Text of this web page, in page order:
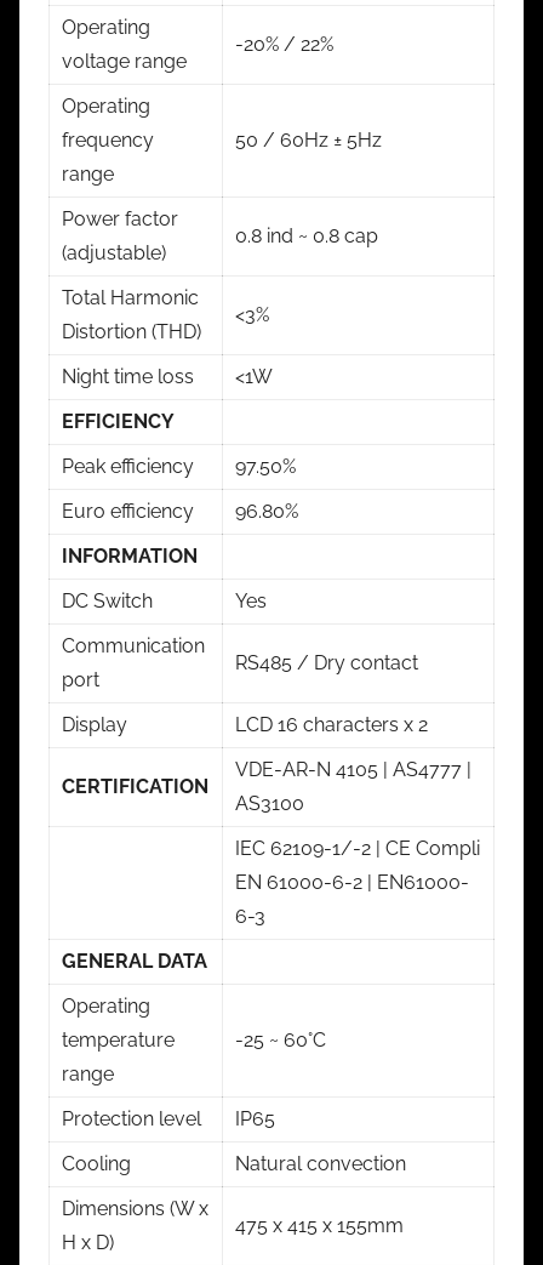
Operating
voltage range
-20% / 22%
Operating
frequency
range
50 / 60Hz ± 5Hz
Power factor
(adjustable)
0.8 ind ~ 0.8 cap
Total Harmonic
Distortion (THD)
<3%
Night time loss
<1W
EFFICIENCY
Peak efficiency
97.50%
Euro efficiency
96.80%
INFORMATION
DC Switch
Yes
Communication
port
RS485 / Dry contact
Display LCD 16 characters x 2
CERTIFICATION
VDE-AR-N 4105 | AS4777 |
AS3100
IEC 62109-1/-2 | CE Compli
EN 61000-6-2 | EN61000-
6-3
GENERAL DATA
Operating
temperature
range
-25 ~ 60°C
Protection level
IP65
Cooling
Natural convection
Dimensions (W x
H x D)
475 x 415 x 155mm